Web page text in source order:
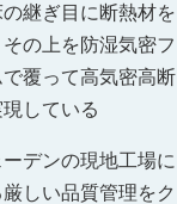
継ぎ目に断熱材を
その上を防湿気密フ
で覆って高気密高断
している
ーデンの現地工場に
しい品質管理をク